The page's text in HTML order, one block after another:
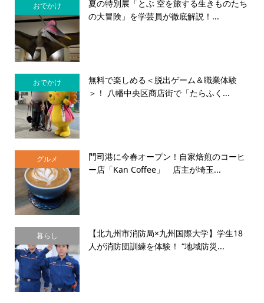
おでかけ
夏の特別展「とぶ 空を旅する生きものたち
の大冒険」を学芸員が徹底解説！...
おでかけ
無料で楽しめる＜脱出ゲーム＆職業体験
＞！ 八幡中央区商店街で「たらふく...
グルメ
門司港に今春オープン！自家焙煎のコーヒ
ー店「Kan Coffee」 店主が埼玉...
暮らし
【北九州市消防局×九州国際大学】学生18
人が消防団訓練を体験！ “地域防災...